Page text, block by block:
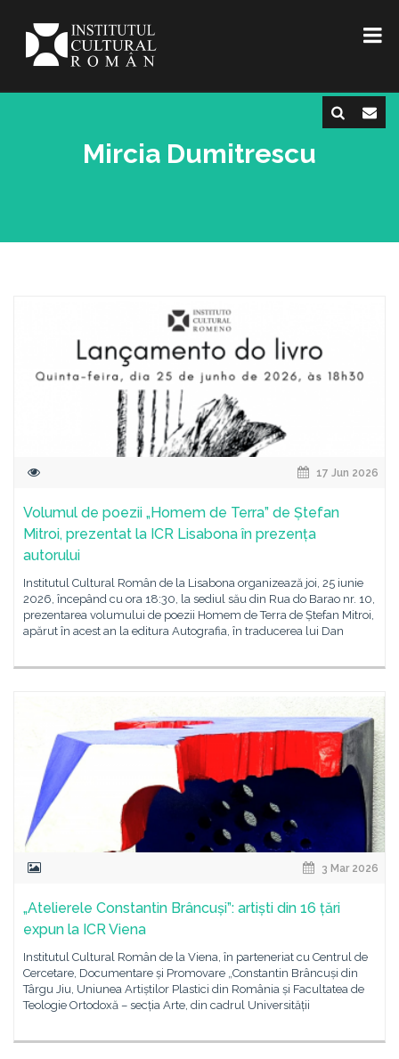
Mircia Dumitrescu
17 Jun 2026
Volumul de poezii „Homem de Terra” de Ștefan
Mitroi, prezentat la ICR Lisabona în prezența
autorului
Institutul Cultural Român de la Lisabona organizează joi, 25 iunie
2026, începând cu ora 18:30, la sediul său din Rua do Barao nr. 10,
prezentarea volumului de poezii Homem de Terra de Ștefan Mitroi,
apărut în acest an la editura Autografia, în traducerea lui Dan
3 Mar 2026
„Atelierele Constantin Brâncuși”: artiști din 16 țări
expun la ICR Viena
Institutul Cultural Român de la Viena, în parteneriat cu Centrul de
Cercetare, Documentare și Promovare „Constantin Brâncuși din
Târgu Jiu, Uniunea Artiștilor Plastici din România și Facultatea de
Teologie Ortodoxă – secția Arte, din cadrul Universității